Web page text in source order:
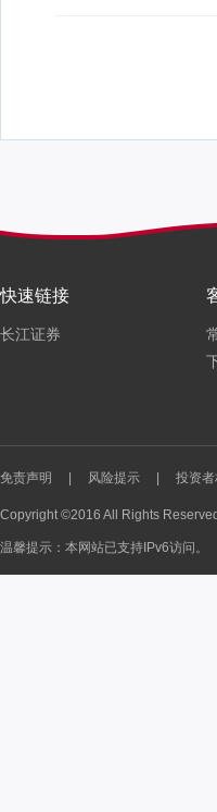
快速链接
长江证券
免责声明 风险提示 投资
Copyright ©2016 All Rights
温馨提示：本网站已支持IPv6访问。